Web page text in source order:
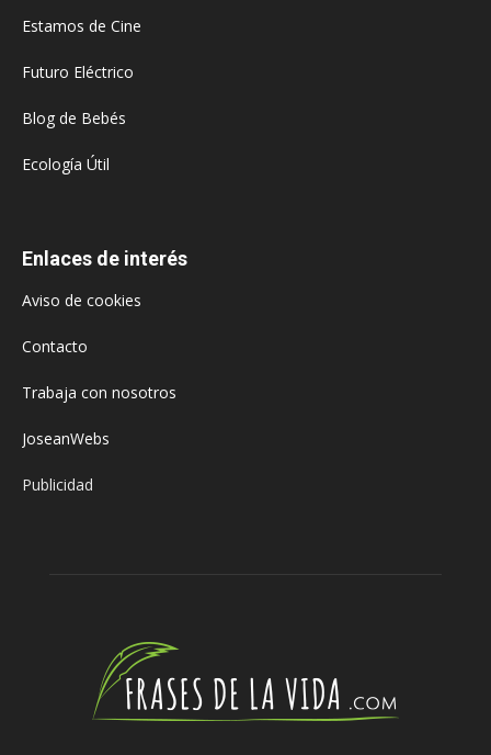
Estamos de Cine
Futuro Eléctrico
Blog de Bebés
Ecología Útil
Enlaces de interés
Aviso de cookies
Contacto
Trabaja con nosotros
JoseanWebs
Publicidad